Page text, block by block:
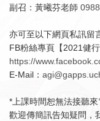
副召：黃曦芬老師
亦可至以下網頁私訊留
FB粉絲專頁【2021健行
https://
E-Mail：
*上課時間恕無法接聽
歡迎傳簡訊告知疑問，